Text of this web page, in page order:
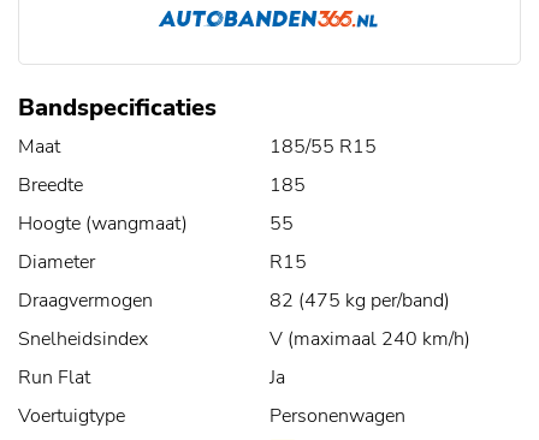
Bandspecificaties
Maat
185/55 R15
Breedte
185
Hoogte (wangmaat)
55
Diameter
R15
Draagvermogen
82 (475 kg per/band)
Snelheidsindex
V (maximaal 240 km/h)
Run Flat
Ja
Voertuigtype
Personenwagen